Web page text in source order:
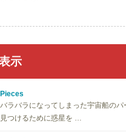
示
Pieces
バラバラになってしまった宇宙船のパ
見つけるために惑星を …